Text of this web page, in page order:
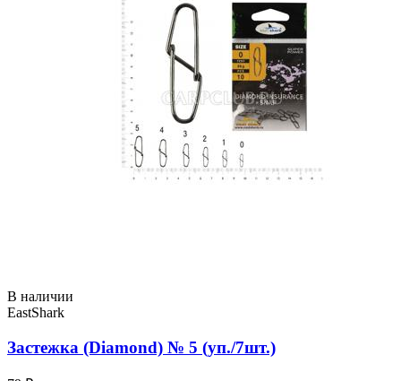
В наличии
EastShark
Застежка (Diamond) № 5 (уп./7шт.)